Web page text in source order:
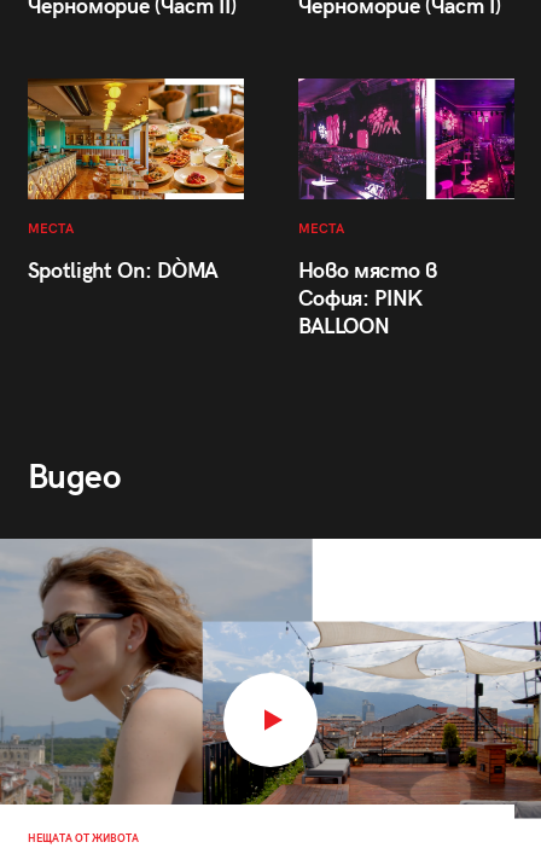
Черноморие (Част II) Черноморие (Част I)
МЕСТА
Spotlight On: DÒMA
МЕСТА
Ново място в
София: PINK
BALLOON
Видео
НЕЩАТА ОТ ЖИВОТА